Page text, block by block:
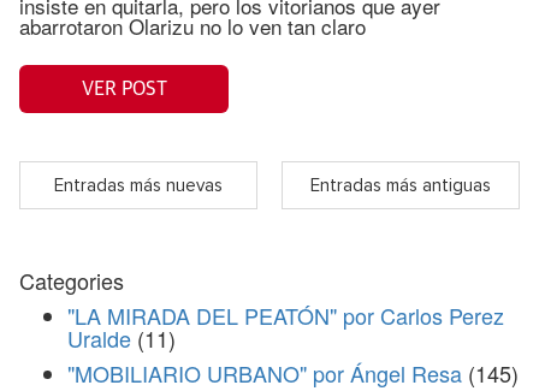
abarrotaron Olarizu no lo ven tan claro
VER POST
Entradas más nuevas Entradas más antiguas
Categories
"LA MIRADA DEL PEATÓN" por Carlos Perez
Uralde (11)
"MOBILIARIO URBANO" por Ángel Resa (145)